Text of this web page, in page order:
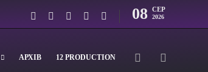
08 СЕР
2026
АРХІВ 12 PRODUCTION